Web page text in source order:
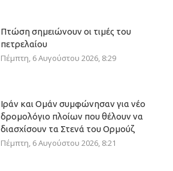
Πτώση σημειώνουν οι τιμές του
πετρελαίου
Πέμπτη, 6 Αυγούστου 2026, 8:29
Ιράν και Ομάν συμφώνησαν για νέο
δρομολόγιο πλοίων που θέλουν να
διασχίσουν τα Στενά του Ορμούζ
Πέμπτη, 6 Αυγούστου 2026, 8:21